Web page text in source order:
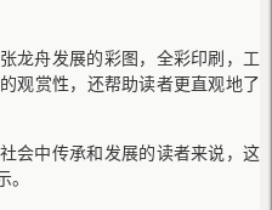
龙舟发展的彩图，全彩印刷，工
观赏性，还帮助读者更直观地了
会中传承和发展的读者来说，这